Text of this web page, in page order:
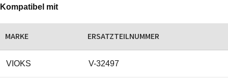
Kompatibel mit
MARKE ERSATZTEILNUMMER
VIOKS V-32497